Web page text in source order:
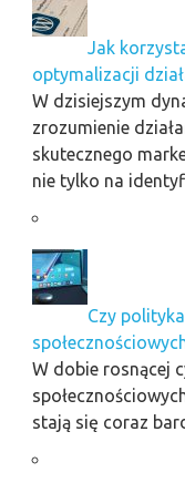
Jak
optymalizacji
W dzisiejszym
zrozumienie
skutecznego
nie tylko na
Czy
W dobie rosnącej
stają się coraz